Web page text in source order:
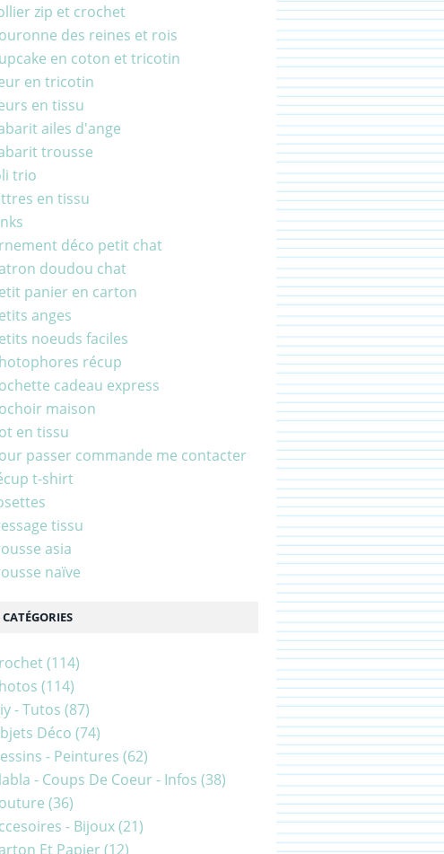
zip et crochet
des reines et rois
en coton et tricotin
en tricotin
en tissu
ailes d'ange
trousse
trio
en tissu
déco petit chat
doudou chat
panier en carton
anges
noeuds faciles
récup
cadeau express
maison
en tissu
passer commande me contacter
t-shirt
tissu
asia
naïve
CATÉGORIES
(114)
(114)
- Tutos (87)
Déco (74)
- Peintures (62)
- Coups De Coeur - Infos (38)
(36)
- Bijoux(21)
Et Papier(12)